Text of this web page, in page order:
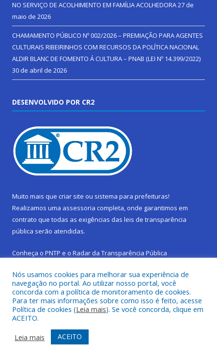
NO SERVIÇO DE ACOLHIMENTO EM FAMÍLIA ACOLHEDORA27 de
maio de 2026
CHAMAMENTO PÚBLICO Nº 002/2026 – PREMIAÇÃO PARA AGENTES
CULTURAIS RIBEIRINHOS COM RECURSOS DA POLÍTICA NACIONAL
ALDIR BLANC DE FOMENTO Á CULTURA – PNAB (LEI Nº 14.399/2022)
30 de abril de 2026
DESENVOLVIDO POR CR2
Muito mais que criar site ou sistema para prefeituras!
Realizamos uma assessoria completa, onde garantimos em
contrato que todas as exigências das leis de transparência
pública serão atendidas.
Conheça o PNTP e o Radar da Transparência Pública
Todos os direitos reservados a Prefeitura Municipal de São
Sebastião da Boa Vista.
Frequência Online
Mapa do Site
Acessar Área Administrativa
Nós usamos cookies para melhorar sua experiência de
navegação no portal. Ao utilizar nosso portal, você
concorda com a política de monitoramento de cookies.
Para ter mais informações sobre como isso é feito, acesse
Política de cookies (Leia mais). Se você concorda, clique em
ACEITO.
Leia mais
ACEITO